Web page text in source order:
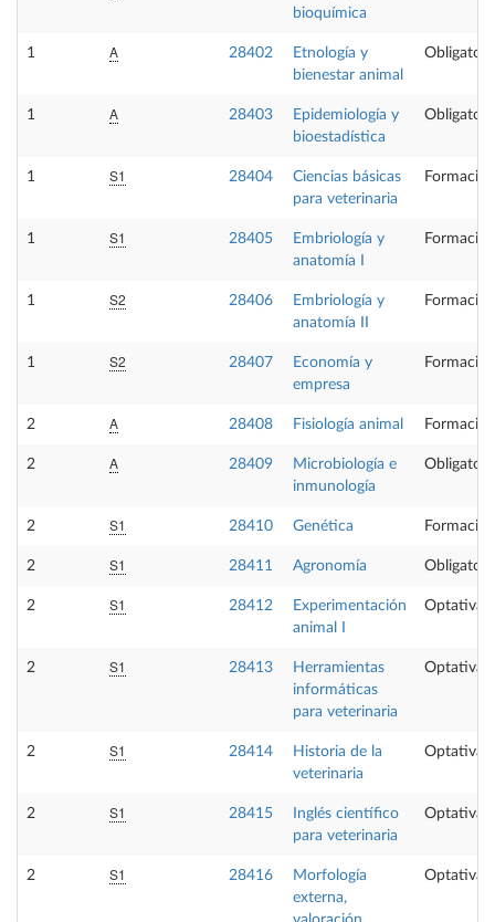
bioquímica
1 A 28402
Etnología y
bienestar animal
1 A 28403
Epidemiología y
bioestadística
1 S1 28404
Ciencias básicas
para veterinaria
1 S1 28405
Embriología y
anatomía I
1 S2 28406
Embriología y
anatomía II
1 S2 28407
Economía y
empresa
2 A 28408 Fisiología animal
2 A 28409
Microbiología e
inmunología
2 S1 28410 Genética
2 S1 28411 Agronomía
2 S1 28412
Experimentación
animal I
Optativa
2 S1 28413
Herramientas
informáticas
para veterinaria
Optativa
2 S1 28414
Historia de la
veterinaria
Optativa
2 S1 28415
Inglés científico
para veterinaria
Optativa
2 S1 28416
Morfología
externa,
Optativa